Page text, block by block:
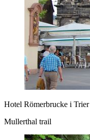
Hotel Römerbrucke i
Mullerthal trail